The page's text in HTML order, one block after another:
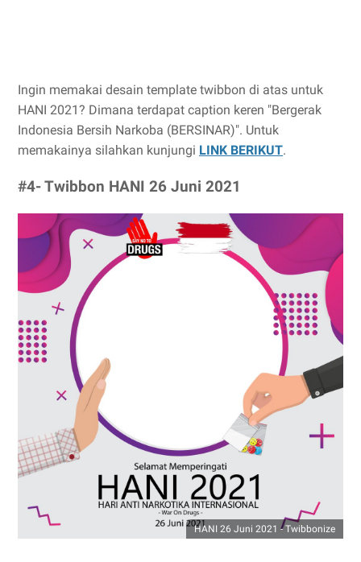
Ingin memakai desain template twibbon di atas untuk
HANI 2021? Dimana terdapat caption keren "Bergerak
Indonesia Bersih Narkoba (BERSINAR)". Untuk
memakainya silahkan kunjungi LINK BERIKUT.
#4- Twibbon HANI 26 Juni 2021
HANI 26 Juni 2021 - Twibbonize